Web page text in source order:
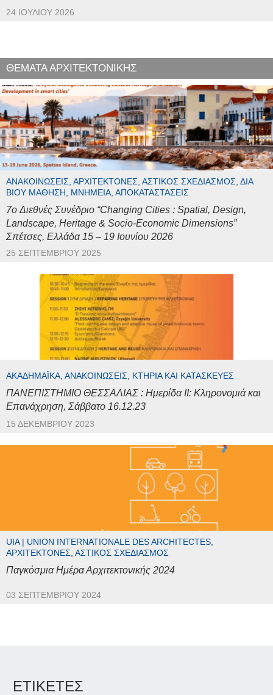
24 ΙΟΥΛΊΟΥ 2026
ΘΕΜΑΤΑ ΑΡΧΙΤΕΚΤΟΝΙΚΗΣ
ΑΝΑΚΟΙΝΏΣΕΙΣ, ΑΡΧΙΤΈΚΤΟΝΕΣ, ΑΣΤΙΚΌΣ ΣΧΕΔΙΑΣΜΌΣ, ΔΙΆ
ΒΊΟΥ ΜΆΘΗΣΗ, ΜΝΗΜΕΊΑ, ΑΠΟΚΑΤΑΣΤΆΣΕΙΣ
7o Διεθνές Συνέδριο “Changing Cities : Spatial, Design,
Landscape, Heritage & Socio-Economic Dimensions”
Σπέτσες, Ελλάδα 15 – 19 Ιουνίου 2026
25 ΣΕΠΤΕΜΒΡΊΟΥ 2025
ΑΚΑΔΗΜΑΪΚΆ, ΑΝΑΚΟΙΝΏΣΕΙΣ, ΚΤΉΡΙΑ ΚΑΙ ΚΑΤΑΣΚΕΥΈΣ
ΠΑΝΕΠΙΣΤΗΜΙΟ ΘΕΣΣΑΛΙΑΣ : Ημερίδα ΙΙ: Κληρονομιά και
Επανάχρηση, Σάββατο 16.12.23
15 ΔΕΚΕΜΒΡΊΟΥ 2023
UIA | UNION INTERNATIONALE DES ARCHITECTES,
ΑΡΧΙΤΈΚΤΟΝΕΣ, ΑΣΤΙΚΌΣ ΣΧΕΔΙΑΣΜΌΣ
Παγκόσμια Ημέρα Αρχιτεκτονικής 2024
03 ΣΕΠΤΕΜΒΡΊΟΥ 2024
ΕΤΙΚΕΤΕΣ